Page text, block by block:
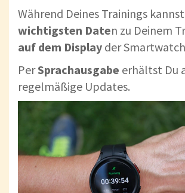
Während Deines Trainings
wichtigsten Daten zu Deinem
auf dem Display der
PerSprachausgabe erhältst Du
regelmäßige Updates.